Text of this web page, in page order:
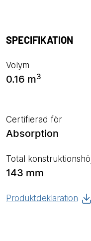
SPECIFIKATION
Volym
0.16 m3
Certifierad för
Absorption
Total
143 mm
Produktdeklaration